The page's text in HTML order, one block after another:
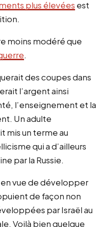
plus élevées est
moins modéré que
.
des coupes dans
l’argent ainsi
l’enseignement et la
Un adulte
mis un terme au
qui a d’ailleurs
par la Russie.
vue de développer
de façon non
par Israël au
Voilà bien quelque